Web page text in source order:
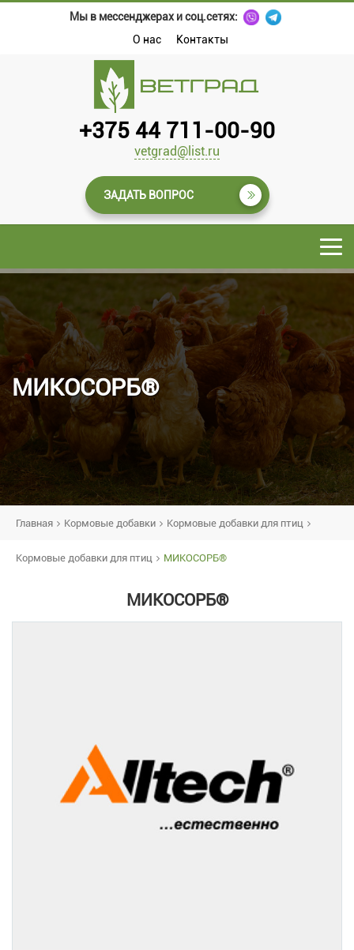
Мы в мессенджерах и соц.сетях:
О нас
Контакты
+375 44 711-00-90
vetgrad@list.ru
ЗАДАТЬ ВОПРОС
МИКОСОРБ®
Главная Кормовые добавки Кормовые добавки для птиц
Кормовые добавки для птиц МИКОСОРБ®
МИКОСОРБ®